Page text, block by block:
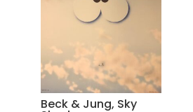
Beck & Jung, Sky